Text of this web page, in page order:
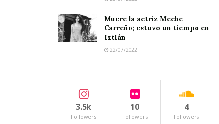
Muere la actriz Meche
Carreño; estuvo un tiempo en
Ixtlán
22/07/2022
3.5k
Followers
10
Followers
4
Followers